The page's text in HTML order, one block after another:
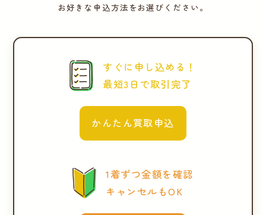
お好きな申込方法をお選びください。
すぐに申し込める！
最短3日で取引完了
かんたん買取申込
1着ずつ金額を確認
キャンセルもOK